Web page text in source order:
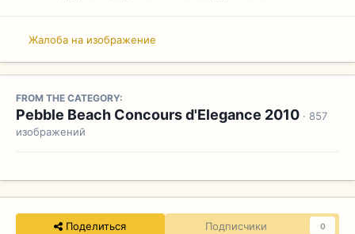
Жалоба на изображение
FROM THE CATEGORY:
Pebble Beach Concours d'Elegance 2010 · 857
изображений
Поделиться Подписчики 0